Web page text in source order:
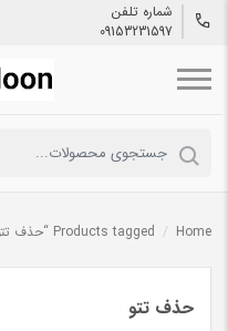
شماره تلفن
09153231597
Home
/ Products tagged “حذف تتو”
حذف تتو